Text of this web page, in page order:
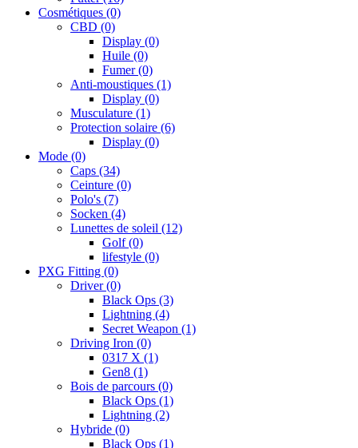
Cosmétiques (0)
CBD (0)
Display (0)
Huile (0)
Fumer(0)
Anti-moustiques (1)
Display (0)
Musculature (1)
Protection solaire (6)
Display (0)
Mode (0)
Caps (34)
Ceinture (0)
Polo's (7)
Socken (4)
Lunettes de soleil (12)
Golf(0)
lifestyle (0)
PXG Fitting (0)
Driver(0)
Black Ops (3)
Lightning (4)
Secret Weapon (1)
Driving Iron (0)
0317 X (1)
Gen8 (1)
Bois de parcours (0)
Black Ops (1)
Lightning (2)
Hybride (0)
Black Ops (1)